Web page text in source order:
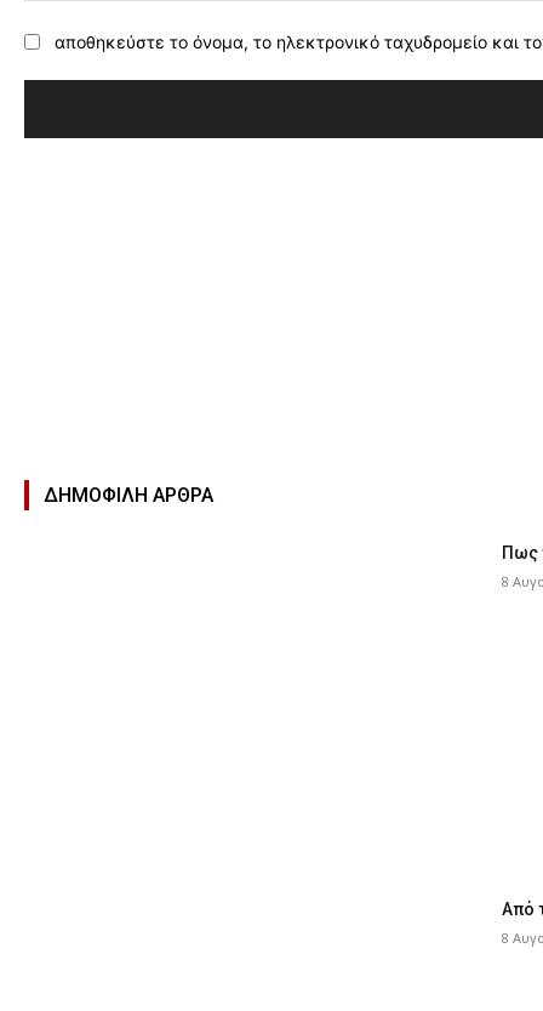
αποθηκεύστε το όνομα, το ηλεκτρονικό ταχυδρομείο και
ΔΗΜΟΦΙΛΉ ΑΡΘΡΑ
Πως
8
Από
8